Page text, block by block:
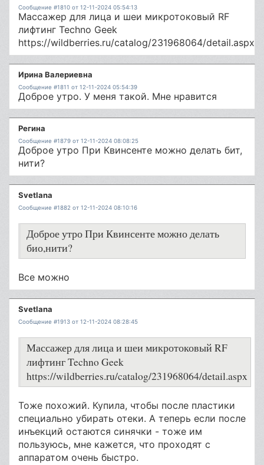
Сообщение #1810 от 12-11-2024 05:54:13
Массажер для лица и шеи микротоковый RF
лифтинг Techno Geek
https://wildberries.ru/catalog/231968064/detail.aspx
Ирина Валериевна
Сообщение #1811 от 12-11-2024 05:54:39
Доброе утро. У меня такой. Мне нравится
Регина
Сообщение #1879 от 12-11-2024 08:08:25
Доброе утро При Квинсенте можно делать бит,
нити?
Svetlana
Сообщение #1882 от 12-11-2024 08:10:16
Доброе утро При Квинсенте можно делать
био,нити?
Все можно
Svetlana
Сообщение #1913 от 12-11-2024 08:28:45
Массажер для лица и шеи микротоковый RF
лифтинг Techno Geek
https://wildberries.ru/catalog/231968064/detail.aspx
Тоже похожий. Купила, чтобы после пластики
специально убирать отеки. А теперь если после
инъекций остаются синячки - тоже им
пользуюсь, мне кажется, что проходят с
аппаратом очень быстро.